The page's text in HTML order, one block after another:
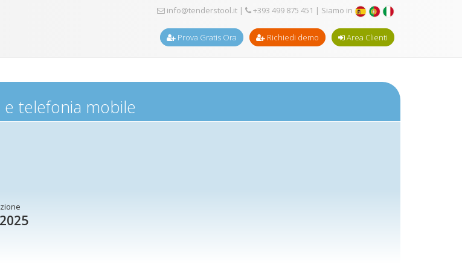
info@tenderstool.it | +393 499 875 451 | Siamo in
Prova Gratis Ora Richiedi demo Area Clienti
e telefonia mobile